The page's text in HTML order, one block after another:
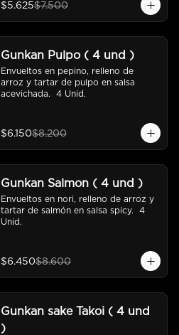
$5.625$7.500
Gunkan Pulpo ( 4 und )
Envueltos en pepino, relleno de
arroz y tartar de pulpo en salsa
acevichada.  4 Unid.
$6.150$8.200
Gunkan Salmon ( 4 und )
Envueltos en nori, relleno de arroz y
tartar de salmón en salsa spicy.  4
Unid.
$6.450$8.600
Gunkan sake Takoi ( 4 und
)